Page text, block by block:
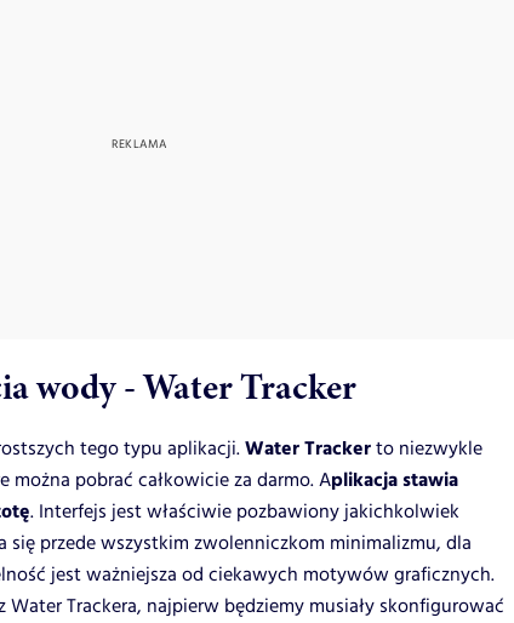
wody - Water Tracker
tego typu aplikacji.Water Trackerto niezwykle
można pobrać całkowicie za darmo. Aplikacja stawia
. Interfejs jest właściwie pozbawiony jakichkolwiek
się przede wszystkim zwolenniczkom minimalizmu, dla
jest ważniejsza od ciekawych motywów graficznych.
Water Trackera, najpierw będziemy musiały skonfigurować